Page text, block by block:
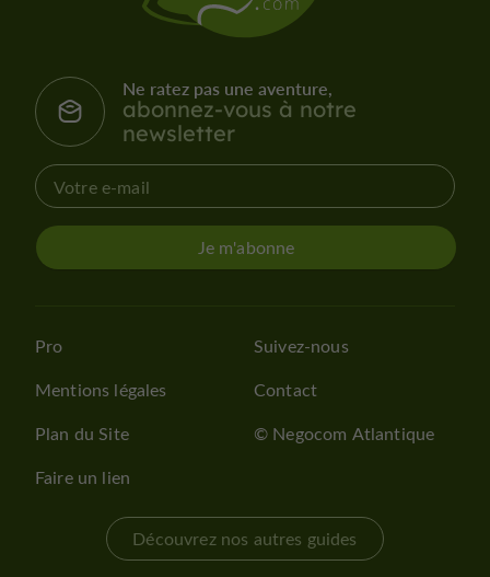
Ne ratez pas une aventure,
abonnez-vous à notre
newsletter
Je m'abonne
Pro
Mentions légales
Plan du Site
Faire un lien
Suivez-nous
Contact
© Negocom Atlantique
Découvrez nos autres guides